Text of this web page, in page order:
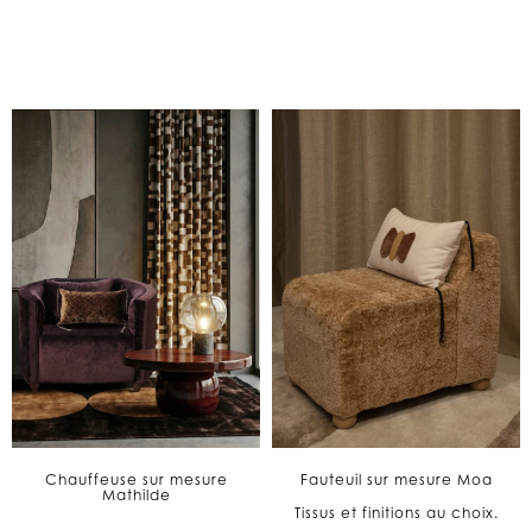
Chauffeuse sur mesure
Mathilde
Fauteuil sur mesure Moa
Tissus et finitions au choix.